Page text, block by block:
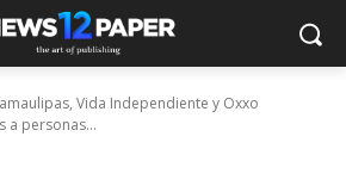
Vida Independiente y Oxxo
a personas...